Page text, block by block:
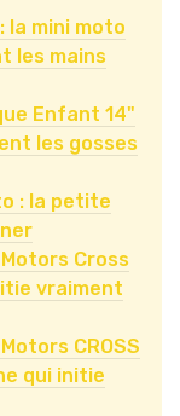
la mini moto
les mains
Enfant 14"
les gosses
: la petite
Cross
vraiment
CROSS
qui initie